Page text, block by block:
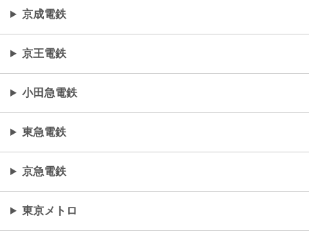
京成電鉄
京王電鉄
小田急電鉄
東急電鉄
京急電鉄
東京メトロ